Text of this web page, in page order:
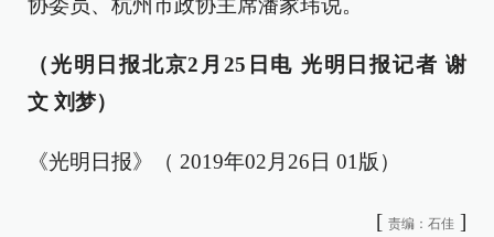
协委员、杭州市政协主席潘家玮说。
（光明日报北京2月25日电 光明日报记者 谢
文 刘梦）
《光明日报》（ 2019年02月26日 01版）
[ 责编：石佳 ]